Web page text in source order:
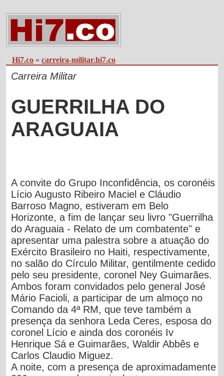
Hi7.co »carreira-militar.hi7.co
Carreira Militar
GUERRILHA DO
ARAGUAIA
A convite do Grupo Inconfidência, os coronéis
Lício Augusto Ribeiro Maciel e Cláudio
Barroso Magno, estiveram em Belo
Horizonte, a fim de lançar seu livro "Guerrilha
do Araguaia - Relato de um combatente" e
apresentar uma palestra sobre a atuação do
Exército Brasileiro no Haiti, respectivamente,
no salão do Círculo Militar, gentilmente cedido
pelo seu presidente, coronel Ney Guimarães.
Ambos foram convidados pelo general José
Mário Facioli, a participar de um almoço no
Comando da 4ª RM, que teve também a
presença da senhora Leda Ceres, esposa do
coronel Lício e ainda dos coronéis Iv
Henrique Sá e Guimarães, Waldir Abbês e
Carlos Claudio Miguez.
A noite, com a presença de aproximadamente